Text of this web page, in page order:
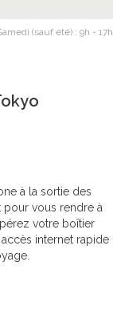
(sauf été) : 9h - 17h
à la sortie des
pour vous rendre à
votre boîtier
internet rapide